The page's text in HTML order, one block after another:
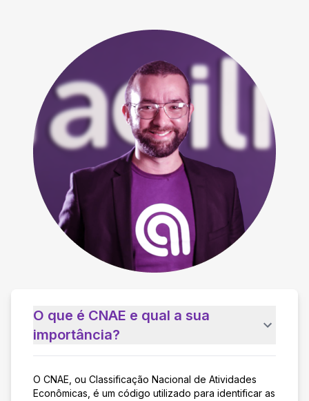
O que é CNAE e qual a sua
importância?
O CNAE, ou Classificação Nacional de Atividades
Econômicas, é um código utilizado para identificar as